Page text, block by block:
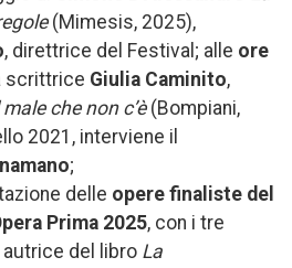
(Mimesis, 2025),
, direttrice del Festival; alle ore
scrittrice Giulia Caminito,
male che non c’è(Bompiani,
2021, interviene il
;
delle opere finaliste del
Prima 2025, con i tre
autrice del libro La